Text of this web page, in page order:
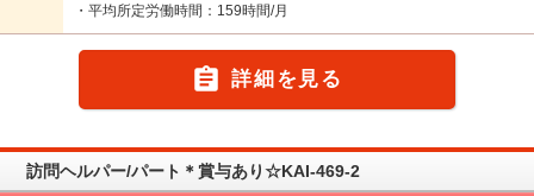
・平均所定労働時間：159時間/月
 詳細を見る
訪問ヘルパー/パート＊賞与あり☆KAI-469-2